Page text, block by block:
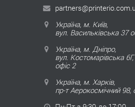
Україна, м. Київ,
вул. Васильківська 37
Україна, м. Дніпро,
вул. Костомарівська
офіс 2
Україна, м. Харків,
пр-т Аерокосмічний 98,